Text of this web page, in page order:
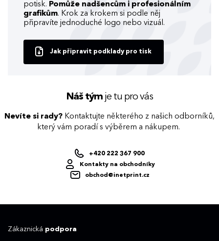
potisk. Pomůže nadšencům i profesionálním
grafikům. Krok za krokem si podle něj
připravíte jednoduché logo nebo vizuál.
Jak připravit podklady pro tisk
Náš týmje tu pro vás
Nevíte si rady? Kontaktujte některého z našich odborníků,
který vám poradí s výběrem a nákupem.
+420 222 367 900
Kontakty na obchodníky
obchod@inetprint.cz
Zákaznická podpora